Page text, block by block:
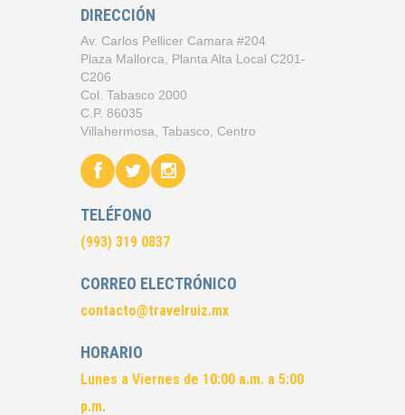
DIRECCIÓN
Av. Carlos Pellicer Camara #204
Plaza Mallorca, Planta Alta Local C201-
C206
Col. Tabasco 2000
C.P. 86035
Villahermosa, Tabasco, Centro
TELÉFONO
(993) 319 0837
CORREO ELECTRÓNICO
contacto@travelruiz.mx
HORARIO
Lunes a Viernes de 10:00 a.m. a 5:00
p.m.